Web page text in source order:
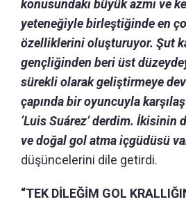
konusundaki büyük azmi ve
yeteneğiyle birleştiğinde en
özelliklerini oluşturuyor. Şut
gençliğinden beri üst
sürekli olarak geliştirmeye
çapında bir oyuncuyla
‘Luis Suárez’ derdim. İkisinin
ve doğal gol atma içgüdüsü
düşüncelerini dile getirdi.
“TEK DİLEĞİM GOL